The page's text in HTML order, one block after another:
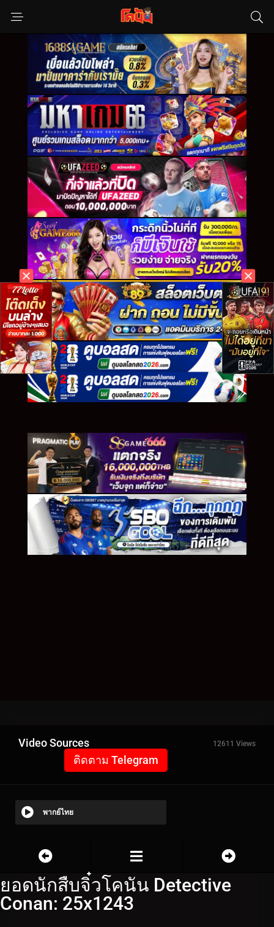
Video Sources 12611 Views
ติดตาม Telegram
พากย์ไทย
ยอดนักสืบจิ๋วโคนัน Detective
Conan: 25x1243